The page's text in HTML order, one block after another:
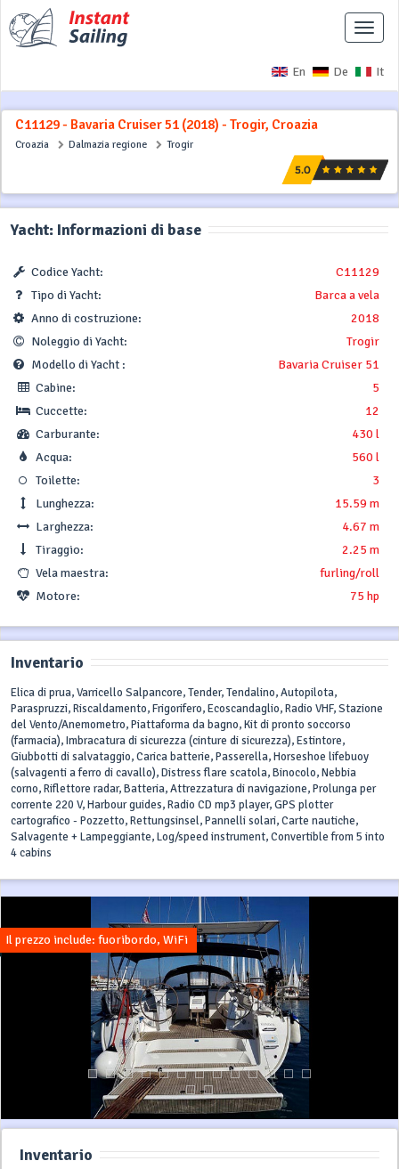
En De It
C11129 - Bavaria Cruiser 51 (2018) - Trogir, Croazia
Croazia Dalmazia regione Trogir
Yacht: Informazioni di base
Codice Yacht:
C11129
Tipo di Yacht:
Barca a vela
Anno di costruzione:
2018
Noleggio di Yacht:
Trogir
Modello di Yacht :
Bavaria Cruiser 51
Cabine:
5
Cuccette:
12
Carburante:
430 l
Acqua:
560 l
Toilette:
3
Lunghezza:
15.59 m
Larghezza:
4.67 m
Tiraggio:
2.25 m
Vela maestra:
furling/roll
Motore:
75 hp
Inventario
Elica di prua, Varricello Salpancore, Tender, Tendalino, Autopilota,
Paraspruzzi, Riscaldamento, Frigorifero, Ecoscandaglio, Radio VHF, Stazione
del Vento/Anemometro, Piattaforma da bagno, Kit di pronto soccorso
(farmacia), Imbracatura di sicurezza (cinture di sicurezza), Estintore,
Giubbotti di salvataggio, Carica batterie, Passerella, Horseshoe lifebuoy
(salvagenti a ferro di cavallo), Distress flare scatola, Binocolo, Nebbia
corno, Riflettore radar, Batteria, Attrezzatura di navigazione, Prolunga per
corrente 220 V, Harbour guides, Radio CD mp3 player, GPS plotter
cartografico - Pozzetto, Rettungsinsel, Pannelli solari, Carte nautiche,
Salvagente + Lampeggiante, Log/speed instrument, Convertible from 5 into
4 cabins
Il prezzo include: fuoribordo, WiFi
Inventario